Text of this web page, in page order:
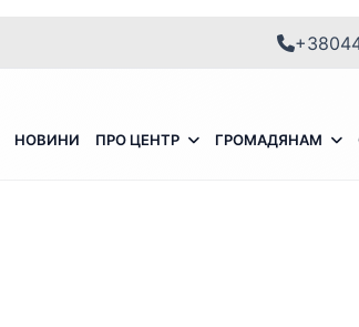
НОВИНИ ПРО ЦЕНТР ГРОМАДЯНАМ